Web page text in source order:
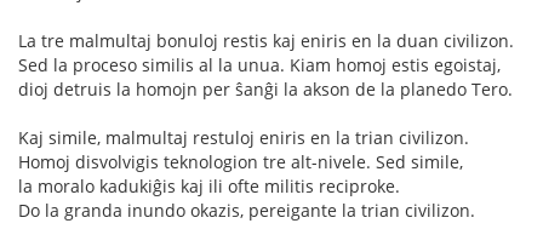
La tre malmultaj bonuloj restis kaj eniris en la duan civilizon.
Sed la proceso similis al la unua. Kiam homoj estis egoistaj,
dioj detruis la homojn per ŝanĝi la akson de la planedo Tero.
Kaj simile, malmultaj restuloj eniris en la trian civilizon.
Homoj disvolvigis teknologion tre alt-nivele. Sed simile,
la moralo kadukiĝis kaj ili ofte militis reciproke.
Do la granda inundo okazis, pereigante la trian civilizon.